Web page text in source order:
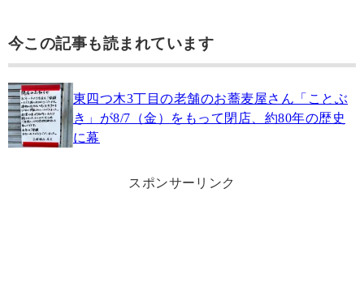
今この記事も読まれています
東四つ木3丁目の老舗のお蕎麦屋さん「ことぶ
き」が8/7（金）をもって閉店、約80年の歴史
に幕
スポンサーリンク